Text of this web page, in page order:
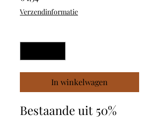
Verzendinformatie
In winkelwagen
Bestaande uit 50%